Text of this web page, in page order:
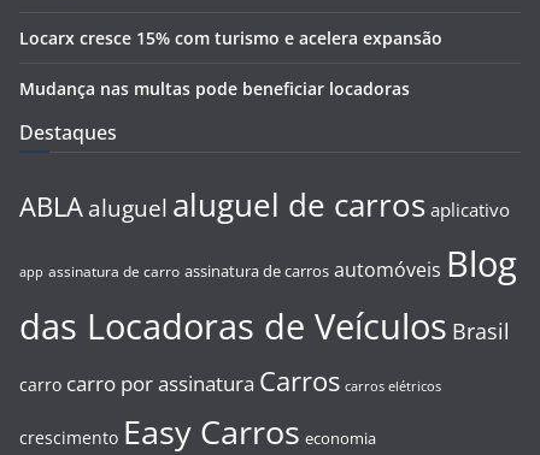
Locarx cresce 15% com turismo e acelera expansão
Mudança nas multas pode beneficiar locadoras
Destaques
ABLA aluguel aluguel de carros aplicativo
app assinatura de carro assinatura de carros automóveis Blog
das Locadoras de Veículos Brasil
carro carro por assinatura Carros carros elétricos
crescimento Easy Carros economia